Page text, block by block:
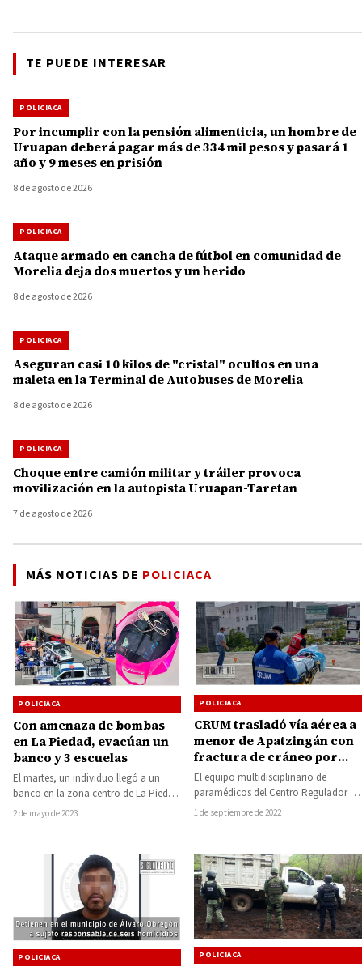
TE PUEDE INTERESAR
POLICIACA
Por incumplir con la pensión alimenticia, un hombre de
Uruapan deberá pagar más de 334 mil pesos y pasará 1
año y 9 meses en prisión
8 de agosto de 2026
POLICIACA
Ataque armado en cancha de fútbol en comunidad de
Morelia deja dos muertos y un herido
8 de agosto de 2026
POLICIACA
Aseguran casi 10 kilos de "cristal" ocultos en una
maleta en la Terminal de Autobuses de Morelia
8 de agosto de 2026
POLICIACA
Choque entre camión militar y tráiler provoca
movilización en la autopista Uruapan-Taretan
7 de agosto de 2026
MÁS NOTICIAS DE POLICIACA
POLICIACA
Con amenaza de bombas
en La Piedad, evacúan un
banco y 3 escuelas
El martes, un individuo llegó a un
banco en la zona centro de La Piedad
y, por medio…
2 de mayo de 2023
POLICIACA
CRUM trasladó vía aérea a
menor de Apatzingán con
fractura de cráneo por
caerse de su moto
El equipo multidisciplinario de
paramédicos del Centro Regulador de
Urgencias (CRUM), de la Secretaría de
1 de septiembre de 2022
POLICIACA POLICIACA